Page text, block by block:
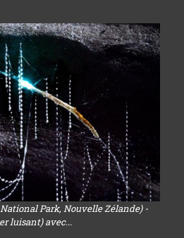
Park, Nouvelle Zélande) -
luisant) avec...